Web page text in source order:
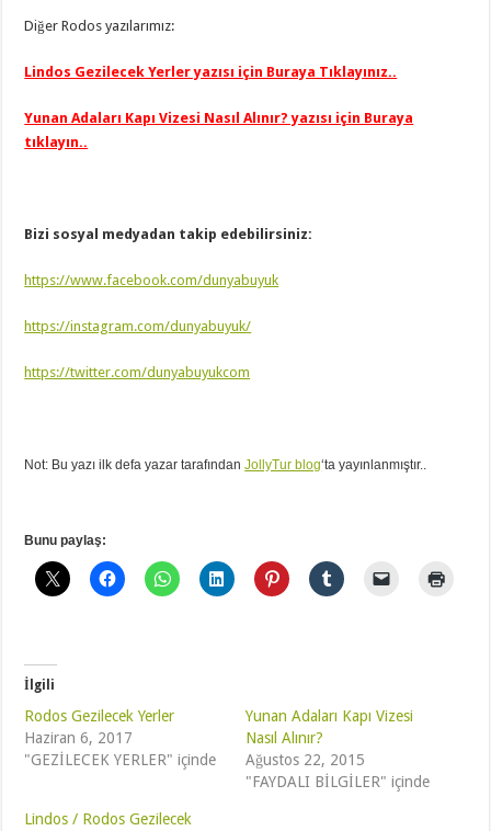
Diğer Rodos yazılarımız:
Lindos Gezilecek Yerler yazısı için Buraya Tıklayınız..
Yunan Adaları Kapı Vizesi Nasıl Alınır? yazısı için Buraya
tıklayın..
Bizi sosyal medyadan takip edebilirsiniz:
https://www.facebook.com/dunyabuyuk
https://instagram.com/dunyabuyuk/
https://twitter.com/dunyabuyukcom
Not: Bu yazı ilk defa yazar tarafındanJollyTur blog‘ta yayınlanmıştır..
Bunu paylaş:
İlgili
Rodos Gezilecek Yerler
Haziran 6, 2017
"GEZİLECEK YERLER" içinde
Yunan Adaları Kapı Vizesi
Nasıl Alınır?
Ağustos 22, 2015
"FAYDALI BİLGİLER" içinde
Lindos / Rodos Gezilecek